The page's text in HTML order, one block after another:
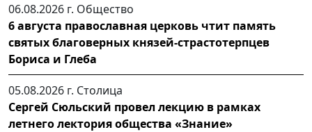
06.08.2026 г. Общество
6 августа православная церковь чтит память
святых благоверных князей-страстотерпцев
Бориса и Глеба
05.08.2026 г. Столица
Сергей Сюльский провел лекцию в рамках
летнего лектория общества «Знание»